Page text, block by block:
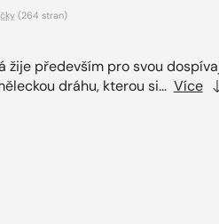
(264 stran)
žije především pro svou
dráhu, kterou si... Více